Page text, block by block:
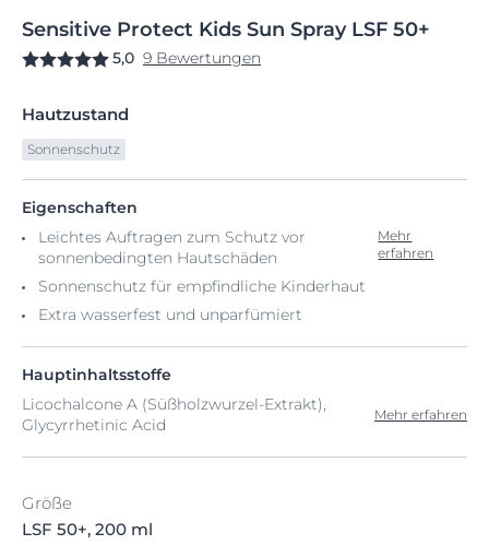
Sensitive Protect Kids Sun SprayLSF 50+
5,0 9 Bewertungen
Hautzustand
Sonnenschutz
Eigenschaften
Leichtes Auftragen zum Schutz vor
sonnenbedingten Hautschäden
Sonnenschutz für empfindliche Kinderhaut
Extra wasserfest und unparfümiert
Mehr
erfahren
Hauptinhaltsstoffe
Licochalcone A (Süßholzwurzel-Extrakt),
Glycyrrhetinic Acid
Mehr erfahren
Größe
LSF 50+, 200 ml